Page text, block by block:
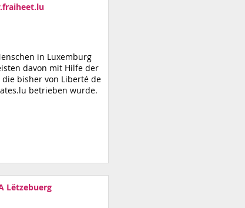
in Luxemburg
davon mit Hilfe der
bisher von Liberté de
betrieben wurde.
Lëtzebuerg